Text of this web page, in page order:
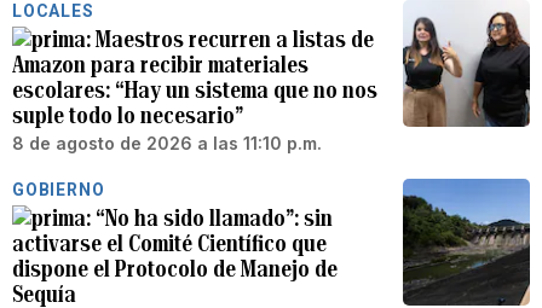
LOCALES
Maestros recurren a listas de
Amazon para recibir materiales
escolares: “Hay un sistema que no nos
suple todo lo necesario”
8 de agosto de 2026 a las 11:10 p.m.
GOBIERNO
“No ha sido llamado”: sin
activarse el Comité Científico que
dispone el Protocolo de Manejo de
Sequía